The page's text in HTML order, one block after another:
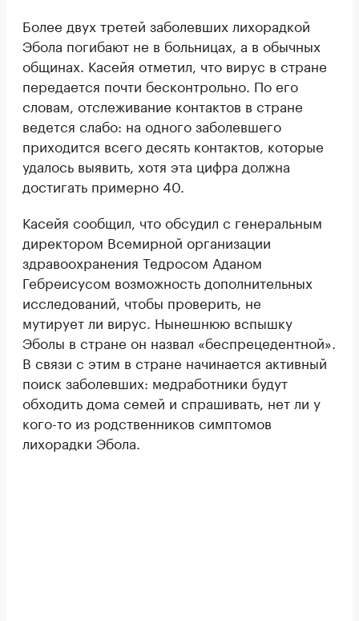
Более двух третей заболевших лихорадкой
Эбола погибают не в больницах, а в обычных
общинах. Касейя отметил, что вирус в стране
передается почти бесконтрольно. По его
словам, отслеживание контактов в стране
ведется слабо: на одного заболевшего
приходится всего десять контактов, которые
удалось выявить, хотя эта цифра должна
достигать примерно 40.
Касейя сообщил, что обсудил с генеральным
директором Всемирной организации
здравоохранения Тедросом Аданом
Гебреисусом возможность дополнительных
исследований, чтобы проверить, не
мутирует ли вирус. Нынешнюю вспышку
Эболы в стране он назвал «беспрецедентной».
В связи с этим в стране начинается активный
поиск заболевших: медработники будут
обходить дома семей и спрашивать, нет ли у
кого-то из родственников симптомов
лихорадки Эбола.